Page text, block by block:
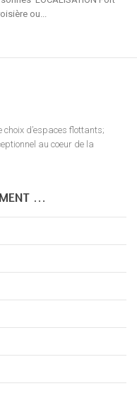
ou...
choix d’espaces flottants;
au coeur de la
…